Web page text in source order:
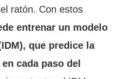
ratón. Con estos
entrenar un modelo
que predice la
cada paso del